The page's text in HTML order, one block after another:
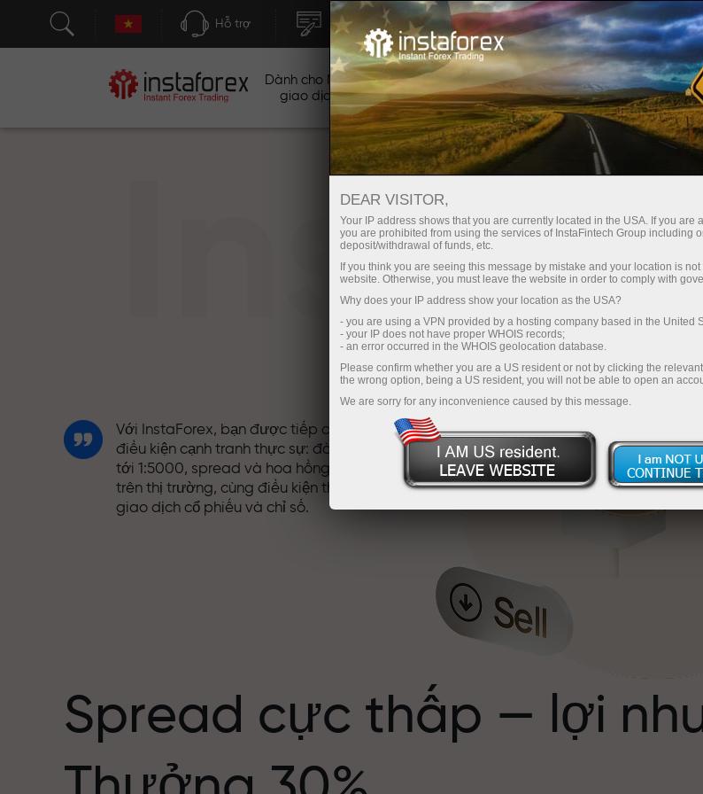
Hỗ trợ Mở tài khoản ngay lập tức Tải nền tảng giao dịch
Dành cho Nhà
giao dịch
Cho người mới
bắt đầu
Dành cho nhà
đầu tư
Dành cho đối
Với InstaForex, bạn được tiếp cận những
điều kiện cạnh tranh thực sự: đòn bẩy lên
tới 1:5000, spread và hoa hồng tốt nhất
trên thị trường, cùng điều kiện thuận lợi để
giao dịch cổ phiếu và chỉ số.
dịch có cùng giá trị. Aleš Loprais mang
tinh thần quyết tâm và kỷ luật vào thế giới
Spread cực thấp — lợi
DEAR VISITOR,
Your IP address shows that you are currently located in the USA. If you are
you are prohibited from using the services of InstaFintech Group including
deposit/withdrawal of funds, etc.
If you think you are seeing this message by mistake and your location is
website. Otherwise, you must leave the website in order to comply with
Why does your IP address show your location as the USA?
- you are using a VPN provided by a hosting company based in the United
- your IP does not have proper WHOIS records;
- an error occurred in the WHOIS geolocation database.
Please confirm whether you are a US resident or not by clicking the
the wrong option, being a US resident, you will not be able to open an
We are sorry for any inconvenience caused by this message.